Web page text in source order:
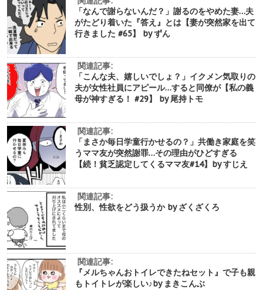
「なんで謝らないんだ？」謝るのをやめた妻…夫
がたどり着いた『答え』とは【妻が突然家を出て
行きました #65】 by ずん
関連記事:
「こんな夫、嬉しいでしょ？」イクメン気取りの
夫が女性社員にアピール…すると同僚が【私の義
母が神すぎる！ #29】 by 尾持トモ
関連記事:
「まさか毎日学童行かせるの？」共働き家庭を笑
うママ友が突然謝罪…その理由がひどすぎる
【続！貧乏認定してくるママ友#14】by すじえ
関連記事:
性別、性欲をどう扱うか by ざくざくろ
関連記事:
『メルちゃんおトイレできたねセット』で子も親
もトイトレが楽しい♪by まきこんぶ